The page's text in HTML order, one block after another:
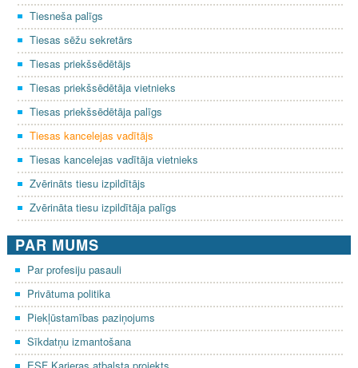
Tiesneša palīgs
Tiesas sēžu sekretārs
Tiesas priekšsēdētājs
Tiesas priekšsēdētāja vietnieks
Tiesas priekšsēdētāja palīgs
Tiesas kancelejas vadītājs
Tiesas kancelejas vadītāja vietnieks
Zvērināts tiesu izpildītājs
Zvērināta tiesu izpildītāja palīgs
PAR MUMS
Par profesiju pasauli
Privātuma politika
Piekļūstamības paziņojums
Sīkdatņu izmantošana
ESF Karjeras atbalsta projekts